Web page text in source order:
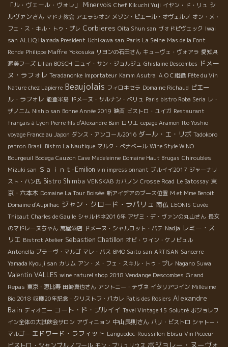
「ル・ヴェール・ヴォレ」
Minervois Chef Kikuchi Yuji イヤン・ド・リュ シ
ルヴァンさん マドナ教会 アエラシオン メゾン・ピエール・オヴェルノ オン・メ・
フェ・ス・キル・トゥ・プレ Corbieres Oita Shun san ヴォドピヴェック Iwai
san ALLIQ Hamada President Uchikawa san Paris La Seine Mas de la Font
Ronde Philippe Maffre Yokosuka リヨンの石田さん キューヴェ・ヴォアラ 愛知県
渥美フーズ Lilian BOSCH ニュイ・サン・ジョルジュ Ghislaine Descombes ドメー
ヌ・ラフォレ Teradanonke Importateur Kamm Asutra ＡＯＣ組織 Fête du Vin
Nature chez Lapierre Beaujolais フィロキセラ Domaine Richaud ピエー
ル・ラフォレ 能登半島 ドメーヌ・サルナン・ベリュ Paris bistro Roba Seria レ・
ザノ二ム Nishio san Bonne Année 2019 映画 ビストロ・ユイガ Restaurant
français à Lyon Pierre fils d'Alexandre Bain ロリエ cepage Aramon Ito Yoshio
voyage France au Japon ダンス・アンコール2016 ダール・エ・リボ Tadokoro
patron Brasil Bistro La Nautique マルク・ぺナベール Wine Style WINO
Bourgeuil Bodega Cauzon Cave Madeleinne Domaine Haut Brugas Chiroubles
Mizuki san Ｓａｉｎｔ-Emilion vin impressionnant ブルイイ2017 ジャーナリ
スト・ハン氏 Bistro Shimba VENSKAB カバノン Crosse Road Le Batossay 東
京・六本木 Domaine La Tour Boisée 新アイデアのブース位置 M et Mme Benoit
Domaine d'Aupilhac ジャン・クロード・ラパリュ 南仏 LEONIS Cuvée
Thibaut Charles de Gaulle シャルドネ2016年 アザミ・デ・ヴァンの丸山さん 長女
のマドレーヌちゃん 萬屋酒店 ドメーヌ・シャルロット・バテ Nadja レミー・ス
リエ Bistrot Atelier Sebastien Chatillon オビ・ワイン・ケノビュル
Antonella ブラーヴ・マルゴ マレ・バス BMO Saito san ARTISAN Sancerre
Yamada Kyouji san カリム アン・メ・フェ・スキル・トゥ・プレ Nagano Suwa
Valentin VALLES wine naturel shop 2018 Vendange Descombes Grand
Repas 東京・恵比寿 田崎真也さん アントニー・テヴネ イタリアワイン Millésime
Bio 2018 収穫20年記念・クリストフ・パカレ Patis des Rosiers Alexandre
Bain ディオニー コート・ド・ブルイイ Tavel Vintage 15 Solutré ボジョレワ
イン全体の大試飲会サロン アヴィニョン 中山良則さん パリ・ビストロ シャトー・
マルゴー エドワード・ラフィット Languedoc-Roussillon Ebisu Vin Picoeur
ボジョレー・ヌーヴォ